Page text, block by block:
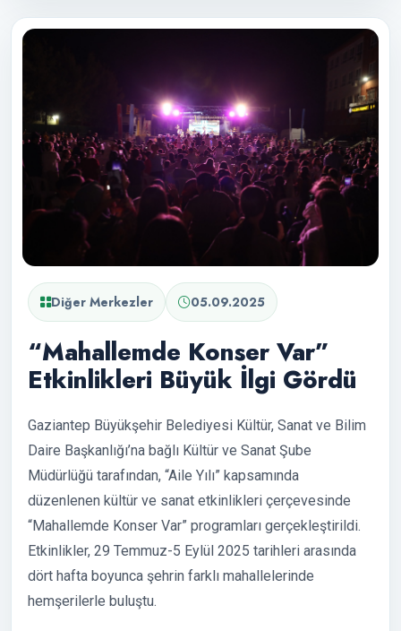
Diğer Merkezler 05.09.2025
“Mahallemde Konser Var”
Etkinlikleri Büyük İlgi Gördü
Gaziantep Büyükşehir Belediyesi Kültür, Sanat ve Bilim
Daire Başkanlığı’na bağlı Kültür ve Sanat Şube
Müdürlüğü tarafından, “Aile Yılı” kapsamında
düzenlenen kültür ve sanat etkinlikleri çerçevesinde
“Mahallemde Konser Var” programları gerçekleştirildi.
Etkinlikler, 29 Temmuz-5 Eylül 2025 tarihleri arasında
dört hafta boyunca şehrin farklı mahallelerinde
hemşerilerle buluştu.